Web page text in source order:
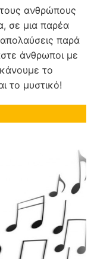
τους ανθρώπους
σε μια παρέα
παρά
άνθρωποι με
το
το μυστικό!